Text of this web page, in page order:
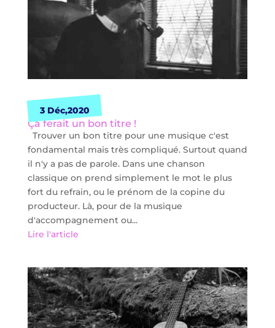
3 Déc,2020
Ça ferait un bon titre !
Trouver un bon titre pour une musique c'est
fondamental mais très compliqué. Surtout quand
il n'y a pas de parole. Dans une chanson
classique on prend simplement le mot le plus
fort du refrain, ou le prénom de la copine du
producteur. Là, pour de la musique
d'accompagnement ou...
Lire l'article